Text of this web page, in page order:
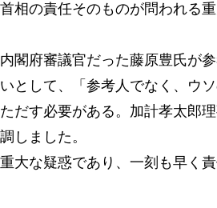
相の責任そのものが問われる
閣府審議官だった藤原豊氏が
として、「参考人でなく、ウ
だす必要がある。加計孝太郎
しました。
大な疑惑であり、一刻も早く